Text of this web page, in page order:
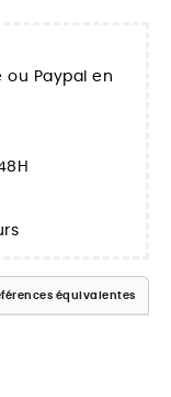
ou Paypal en
équivalentes